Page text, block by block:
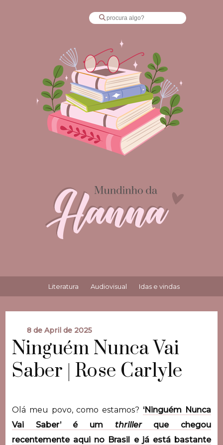
Literatura Audiovisual Idas e vindas
8 de April de 2025
Ninguém Nunca Vai
Saber | Rose Carlyle
Olá meu povo, como estamos? ‘Ninguém Nunca
Vai Saber’ é um thriller que chegou
recentemente aqui no Brasil e já está bastante